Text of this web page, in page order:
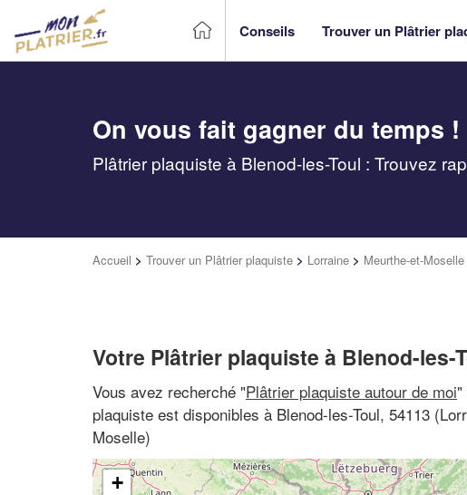
Conseils Trouver un Plâtrier
On vous fait gagner du temps !
Plâtrier plaquiste à Blenod-les-Toul : Trouvez
Accueil > Trouver un Plâtrier plaquiste > Lorraine > Meurthe-et-Moselle
Votre Plâtrier plaquiste à Blenod-les-
Vous avez recherché "Plâtrier plaquiste autour de moi"
plaquiste est disponibles à Blenod-les-Toul, 54113
Moselle)
+